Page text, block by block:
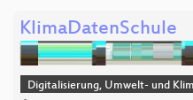
KlimaDatenSchule
Digitalisierung, Umwelt- und